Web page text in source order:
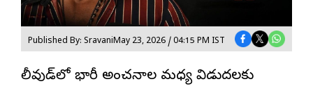
Published By: SravaniMay 23, 2026 / 04:15 PM IST
టాలీవుడ్‌లో భారీ అంచనాల మధ్య విడుదలకు